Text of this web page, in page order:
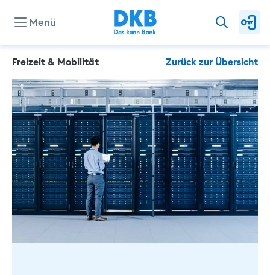
Menü
Konten & Karten
Kredite
Investieren & Sparen
Finanzierung & Immobilie
Service
Freizeit & Mobilität Zurück zur Übersicht